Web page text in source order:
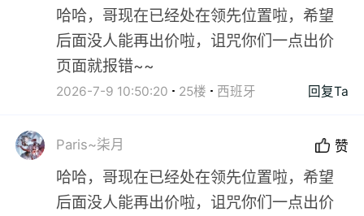
哈哈，哥现在已经处在领先位置啦，希望
后面没人能再出价啦，诅咒你们一点出价
页面就报错~~
2026-7-9 10:50:20 25楼 西班牙 回复Ta
Paris~柒月 赞
哈哈，哥现在已经处在领先位置啦，希望
后面没人能再出价啦，诅咒你们一点出价